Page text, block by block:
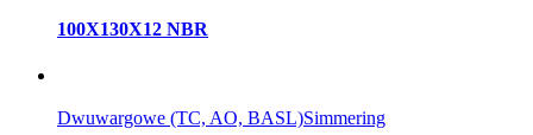
100X130X12 NBR
Dwuwargowe (TC, AO, BASL)Simmering